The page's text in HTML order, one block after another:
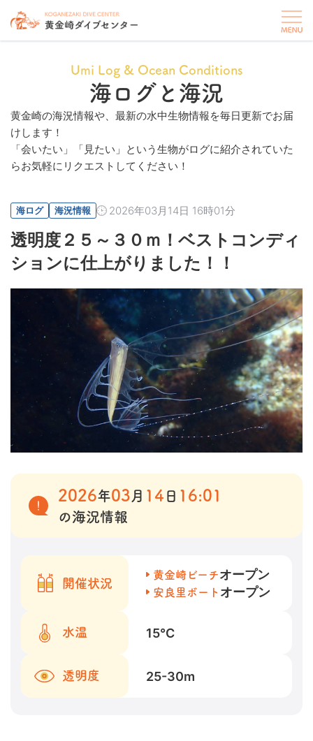
Umi Log & Ocean Conditions
海ログと海況
黄金崎の海況情報や、最新の水中生物情報を毎日更新でお届
けします！
「会いたい」「見たい」という生物がログに紹介されていた
らお気軽にリクエストしてください！
海ログ 海況情報 2026年03月14日 16時01分
透明度２５～３０ｍ！ベストコンディ
ションに仕上がりました！！
2026年03 月 14 日 16:01
の海況情報
開催状況
黄金崎ビーチオープン
安良里ボート オープン
水温 15℃
透明度 25-30m